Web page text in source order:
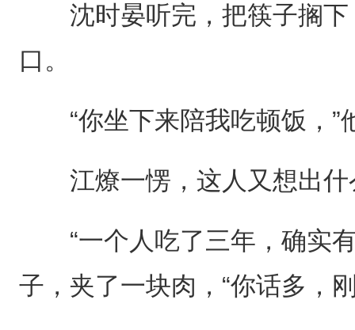
沈时晏听完，把筷子搁下
口。
“你坐下来陪我吃顿饭，”
江燎一愣，这人又想出什
“一个人吃了三年，确实有
子，夹了一块肉，“你话多，